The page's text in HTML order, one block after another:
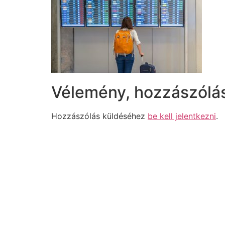
Vélemény,
Hozzászólás küldéséhez be kell jelentkezni.